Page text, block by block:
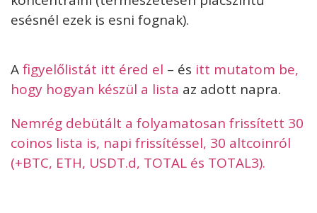
esésnél ezek is esni fognak).
Afigyelőlistát itt éred el – és itt mutatom be,
hogy hogyan készül a lista az adott napra.
Nemrég debütált a folyamatosan frissített 30
coinos lista is, napi frissítéssel, 30 altcoinról
(+BTC, ETH, USDT.d, TOTAL és TOTAL3).